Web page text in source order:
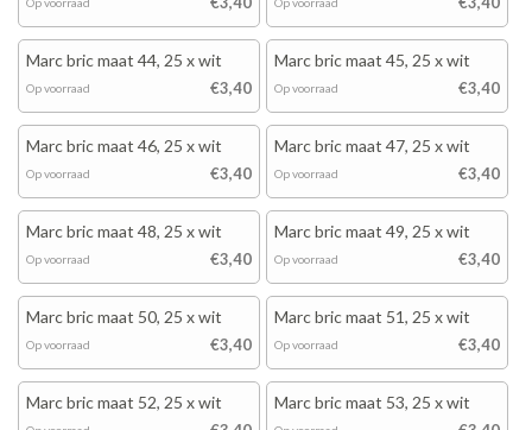
Marc bric maat 44, 25 x wit
€3,40
Op voorraad
Marc bric maat 45, 25 x wit
€3,40
Op voorraad
Marc bric maat 46, 25 x wit
€3,40
Op voorraad
Marc bric maat 47, 25 x wit
€3,40
Op voorraad
Marc bric maat 48, 25 x wit
€3,40
Op voorraad
Marc bric maat 49, 25 x wit
€3,40
Op voorraad
Marc bric maat 50, 25 x wit
€3,40
Op voorraad
Marc bric maat 51, 25 x wit
€3,40
Op voorraad
Marc bric maat 52, 25 x wit Marc bric maat 53, 25 x wit